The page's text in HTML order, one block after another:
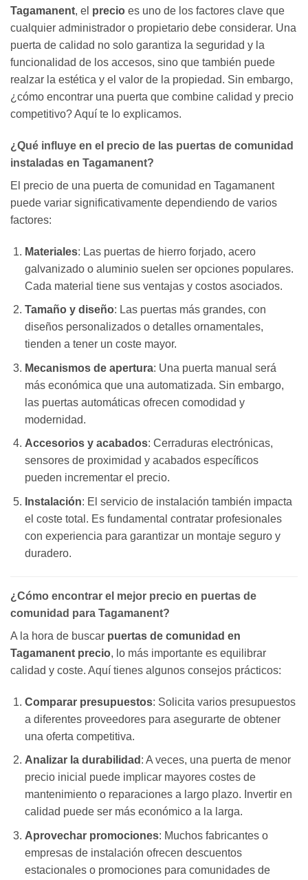
Tagamanent, el precio es uno de los factores clave que
cualquier administrador o propietario debe considerar. Una
puerta de calidad no solo garantiza la seguridad y la
funcionalidad de los accesos, sino que también puede
realzar la estética y el valor de la propiedad. Sin embargo,
¿cómo encontrar una puerta que combine calidad y precio
competitivo? Aquí te lo explicamos.
¿Qué influye en el precio de las puertas de comunidad
instaladas en Tagamanent?
El precio de una puerta de comunidad en Tagamanent
puede variar significativamente dependiendo de varios
factores:
Materiales: Las puertas de hierro forjado, acero
galvanizado o aluminio suelen ser opciones populares.
Cada material tiene sus ventajas y costos asociados.
Tamaño y diseño: Las puertas más grandes, con
diseños personalizados o detalles ornamentales,
tienden a tener un coste mayor.
Mecanismos de apertura: Una puerta manual será
más económica que una automatizada. Sin embargo,
las puertas automáticas ofrecen comodidad y
modernidad.
Accesorios y acabados: Cerraduras electrónicas,
sensores de proximidad y acabados específicos
pueden incrementar el precio.
Instalación: El servicio de instalación también impacta
el coste total. Es fundamental contratar profesionales
con experiencia para garantizar un montaje seguro y
duradero.
¿Cómo encontrar el mejor precio en puertas de
comunidad para Tagamanent?
A la hora de buscar puertas de comunidad en
Tagamanent precio, lo más importante es equilibrar
calidad y coste. Aquí tienes algunos consejos prácticos:
Comparar presupuestos: Solicita varios presupuestos
a diferentes proveedores para asegurarte de obtener
una oferta competitiva.
Analizar la durabilidad : A veces, una puerta de menor
precio inicial puede implicar mayores costes de
mantenimiento o reparaciones a largo plazo. Invertir en
calidad puede ser más económico a la larga.
Aprovechar promociones: Muchos fabricantes o
empresas de instalación ofrecen descuentos
estacionales o promociones para comunidades de